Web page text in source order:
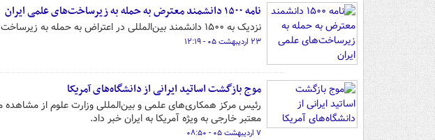
نامه ۱۵۰۰ دانشمند معترض به حمله به زیرساخت‌های علمی ایران
نزدیک به ۱۵۰۰ دانشمند بین‌المللی در اعتراض به حمله به زیرساخت‌های علمی ایران نامه نوشتند.
۲۳ اردیبهشت ۰۵ - ۱۲:۱۹
موج بازگشت اساتید ایرانی از دانشگاه‌های آمریکا
رئیس مرکز همکاری‌های علمی و بین‌المللی وزارت علوم از
معتبر خارجی به ویژه آمریکا به ایران خبر داد.
۷ اردیبهشت ۰۵ - ۰۸:۵۰